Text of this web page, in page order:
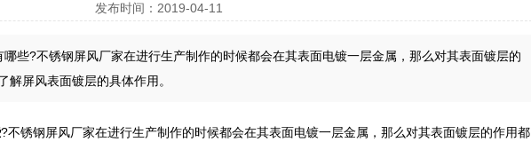
发布时间：2019-04-11
些?不锈钢屏风厂家在进行生产制作的时候都会在其表面电镀一层金属，那么对其表面镀层的
屏风表面镀层的具体作用。
?不锈钢屏风厂家在进行生产制作的时候都会在其表面电镀一层金属，那么对其表面镀层的作用都